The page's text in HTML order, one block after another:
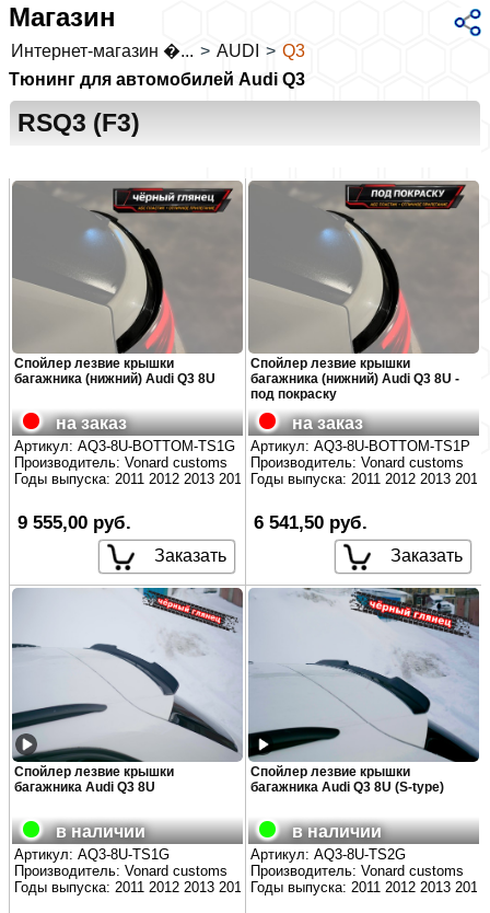
Магазин
Интернет-магазин �... > AUDI > Q3
Тюнинг для автомобилей Audi Q3
RSQ3 (F3)
Спойлер лезвие крышки
багажника (нижний) Audi Q3 8U
на заказ
Артикул: AQ3-8U-BOTTOM-TS1G
Производитель: Vonard customs
Годы выпуска: 2011 2012 2013 2014 2015 2016 2017 2018
9 555,00 руб.
Заказать
Спойлер лезвие крышки
багажника (нижний) Audi Q3 8U -
под покраску
на заказ
Артикул: AQ3-8U-BOTTOM-TS1P
Производитель: Vonard customs
Годы выпуска: 2011 2012 2013
6 541,50 руб.
Заказать
Спойлер лезвие крышки
багажника Audi Q3 8U
в наличии
Артикул: AQ3-8U-TS1G
Производитель: Vonard customs
Годы выпуска: 2011 2012 2013 2014 2015 2016 2017 2018
Спойлер лезвие крышки
багажника Audi Q3 8U (S-type)
в наличии
Артикул: AQ3-8U-TS2G
Производитель: Vonard customs
Годы выпуска: 2011 2012 2013